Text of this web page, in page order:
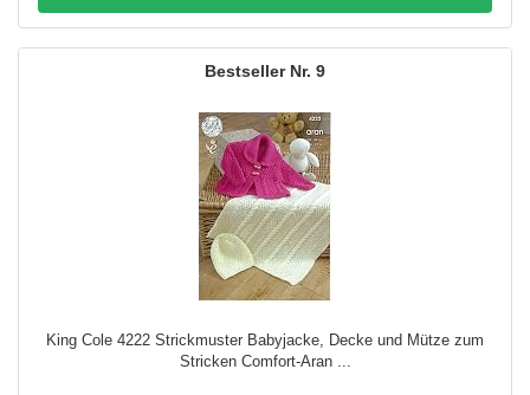
9
King Cole 4222 Strickmuster Babyjacke, Decke und Mütze zum
Stricken Comfort-Aran ...